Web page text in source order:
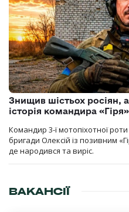
Знищив шістьох росіян,
історія командира «Гіря»
Командир 3-ї мотопіхотної
бригади Олексій із позивним
де народився та виріс.
ВАКАНСІЇ